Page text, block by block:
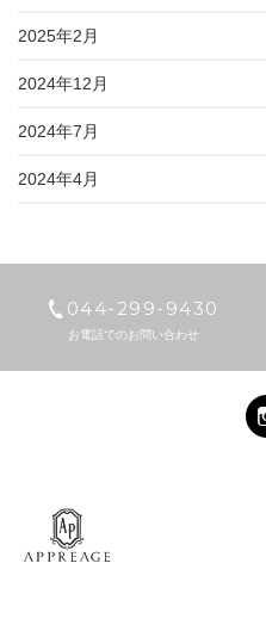
2025年2月
2024年12月
2024年7月
2024年4月
044-299-9430
お電話でのお問い合わせ